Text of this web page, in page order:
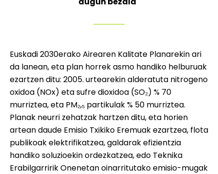
Euskadi 2030erako Airearen Kalitate Planarekin ari
da lanean, eta plan horrek asmo handiko helburuak
ezartzen ditu: 2005. urtearekin alderatuta nitrogeno
oxidoa (NOx) eta sufre dioxidoa (SO₂) % 70
murriztea, eta PM₂,₅ partikulak % 50 murriztea.
Planak neurri zehatzak hartzen ditu, eta horien
artean daude Emisio Txikiko Eremuak ezartzea, flota
publikoak elektrifikatzea, galdarak efizientzia
handiko soluzioekin ordezkatzea, edo Teknika
Erabilgarririk Onenetan oinarritutako emisio-mugak